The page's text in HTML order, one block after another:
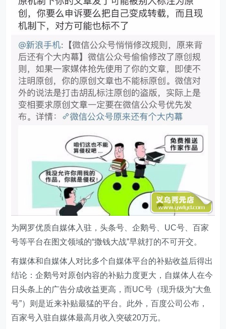
为网罗优质自媒体入驻，头条号、企鹅号、UC号、百家
号等平台在图文领域的“撒钱大战”早就打的不可开交。
有媒体和自媒体人对比多个自媒体平台的补贴收益后得出
结论：企鹅号对原创内容的补贴力度更大，自媒体人在今
日头条上的广告分成收益更高，而UC号（现升级为“大鱼
号”）则是近来补贴最猛的平台。此外，百度公司公布，
百家号入驻自媒体最高月收入突破20万元。